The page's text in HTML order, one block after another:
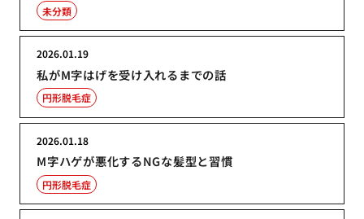
未分類
私がM字はげを受け入れるまでの話
2026.01.19
円形脱毛症
M字ハゲが悪化するNGな髪型と習慣
2026.01.18
円形脱毛症